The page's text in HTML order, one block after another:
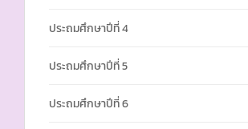
ประถมศึกษาปีที่ 4
ประถมศึกษาปีที่ 5
ประถมศึกษาปีที่ 6